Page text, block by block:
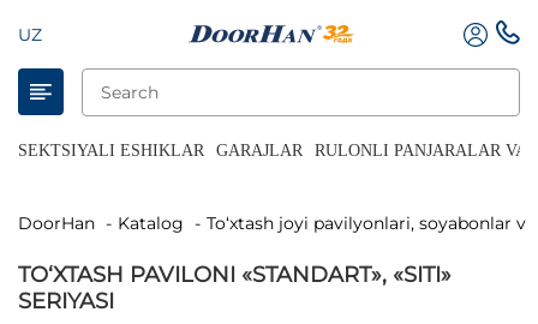
UZ
SEKTSIYALI ESHIKLAR GARAJLAR RULONLI PANJARALAR VA
DoorHan Katalog To‘xtash joyi pavilyonlari, soyabonlar
TO‘XTASH PAVILONI «STANDART», «SITI»
SERIYASI